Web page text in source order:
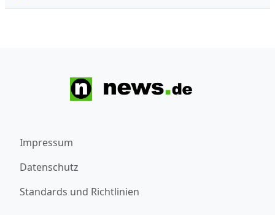
Impressum
Datenschutz
Standards und Richtlinien